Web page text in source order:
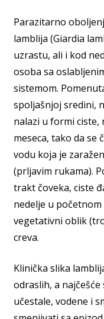
Parazitarno
lamblija (Giardia
uzrastu, ali i kod
osoba sa
sistemom.
spoljašnjoj sredini,
nalazi u formi ciste,
meseca, tako da se
vodu koja je
(prljavim rukama).
trakt čoveka, ciste
nedelje u
vegetativni oblik
creva.
Klinička slika
odraslih, a
učestale, vodene i